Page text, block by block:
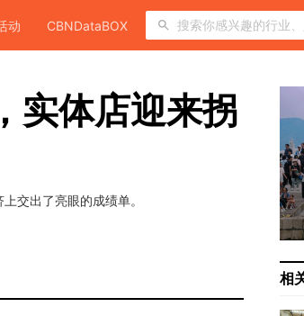
动 CBNDataBOX
实体店迎来拐
交出了亮眼的成绩单。
相